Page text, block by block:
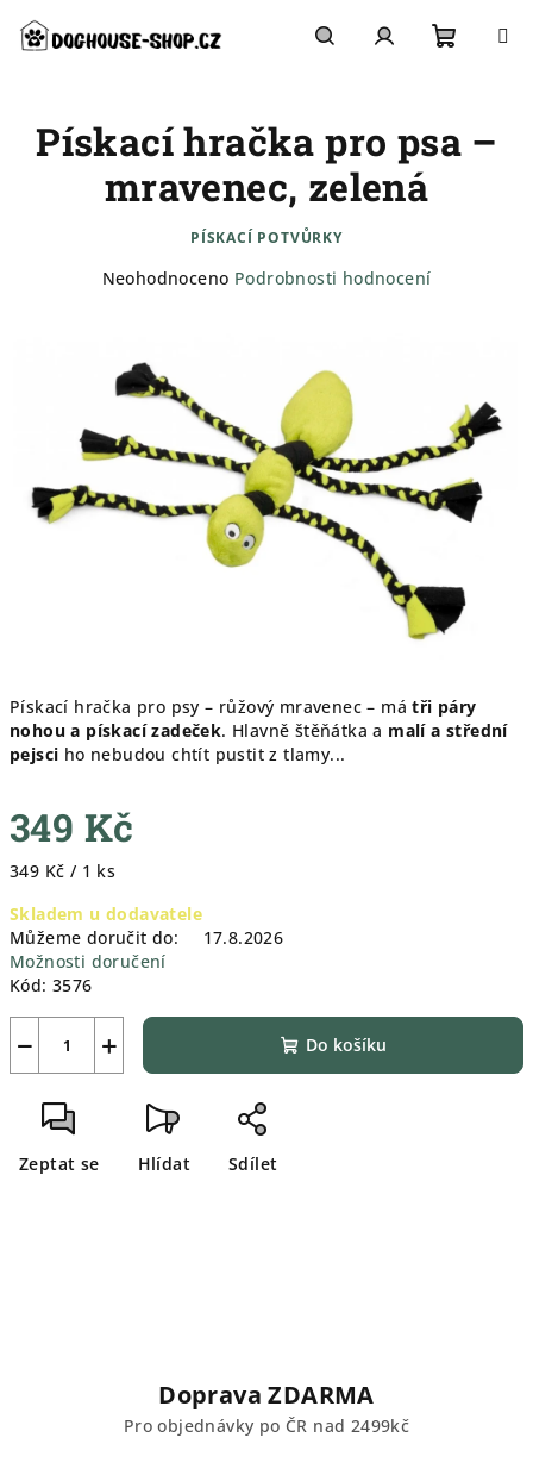
obsah
košík
Pískací hračka pro psy – růžový mravenec – mátři páry
nohou a pískací zadeček. Hlavně štěňátka a malí a střední
pejsci ho nebudou chtít pustit z tlamy...
349 Kč
Měrná
349 Kč / 1 ks
Skladem u dodavatele
Můžeme doručit do:
17.8.2026
Možnosti doručení
Kód: 3576
+
− Do košíku
Zeptat se Hlídat Sdílet
Pískací hračka pro psa –
mravenec, zelená
PÍSKACÍ POTVŮRKY
Průměrné
0,0
hvězdiček.
Neohodnoceno Podrobnosti hodnocení
Doprava ZDARMA
Pro objednávky po ČR nad 2499kč